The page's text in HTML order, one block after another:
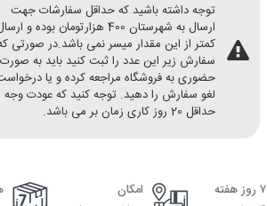
توجه داشته باشید که حداقل سفارشات جهت
ارسال به شهرستان 400 هزارتومان بوده و
کمتر از این مقدار میسر نمی باشد.در صورتی
سفارش زیر این عدد را ثبت کنید باید به صورت
حضوری به فروشگاه مراجعه کرده و یا
لغو سفارش را دهید. توجه کنید که عودت وجه
حداقل 20 روز کاری زمان بر می باشد.
۷ روز هفته امکان